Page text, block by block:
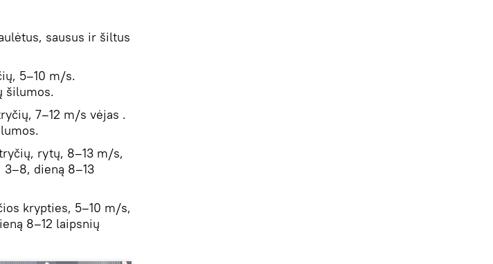
sausus ir šiltus
5–10 m/s.
šilumos.
7–12 m/s vėjas .
rytų, 8–13 m/s,
3–8, dieną 8–13
krypties, 5–10 m/s,
8–12 laipsnių